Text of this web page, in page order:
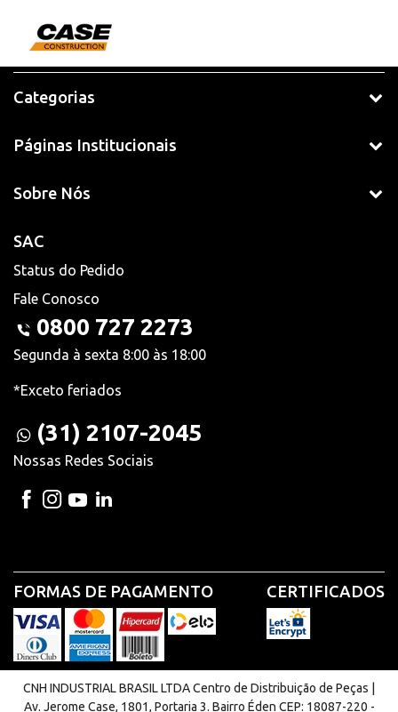
Categorias
Páginas Institucionais
Sobre Nós
SAC
Status do Pedido
Fale Conosco
0800 727 2273
Segunda à sexta 8:00 às 18:00
*Exceto feriados
(31) 2107-2045
Nossas Redes Sociais
FORMAS DE PAGAMENTO CERTIFICADOS
CNH INDUSTRIAL BRASIL LTDA Centro de Distribuição de Peças |
Av. Jerome Case, 1801, Portaria 3. Bairro Éden CEP: 18087-220 -